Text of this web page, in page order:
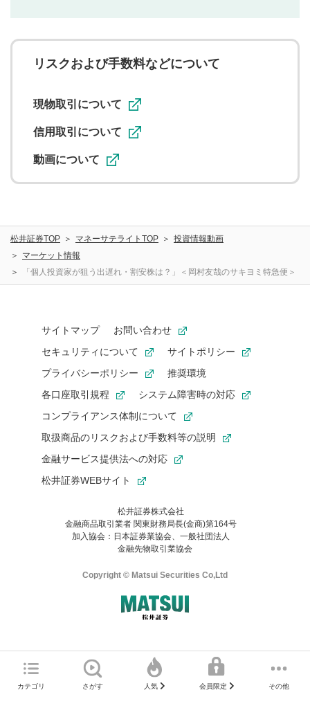
カテゴリ さがす 人気 会員限定 その他
に関する著作者人格権を行使しないことに同意します。利
用者が投稿したコメントは、当社サービスの広告・宣伝、
ることがあります。
リスクおよび手数料などについて
現物取引について
信用取引について
動画について
松井証券TOP マネーサテライトTOP
投資情報動画
マーケット情報
「個人投資家が狙う出遅れ・割安株は？」＜岡村友哉のサキヨミ特急便＞
サイトマップ
お問い合わせ
セキュリティについて
サイトポリシー
プライバシーポリシー
推奨環境
各口座取引規程
システム障害時の対応
コンプライアンス体制について
取扱商品のリスクおよび手数料等の説明
金融サービス提供法への対応
松井証券WEBサイト
松井証券株式会社
金融商品取引業者 関東財務局長(金商)第164号
加入協会：日本証券業協会、一般社団法人
金融先物取引業協会
Copyright © Matsui Securities Co,Ltd
マネーサテライトのWEBサイトへようこそ
直前にご覧いただいていたWEBサイトは、当社が作成したもので
ご利用の環境(Internet Explorer)は、本サイトの推奨環境外のた
め、
一部の機能が正常に動作しない可能性があります。
お気に入り機能は松井証券の会員限定の機能です。
お気に入り登録いただくと、後からいつでもお気に入りのコンテ
ンツを一覧でご確認いただけます。
ご利用いただくには口座開設が必要です。
はご利用の端末で一度ログインしてください。
ログイン